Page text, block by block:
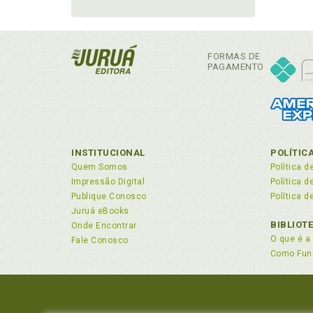
FORMAS DE
PAGAMENTO
INSTITUCIONAL
Quem Somos
Impressão Digital
Publique Conosco
Juruá eBooks
Onde Encontrar
Fale Conosco
Política
Política
Política
O que é a
Como